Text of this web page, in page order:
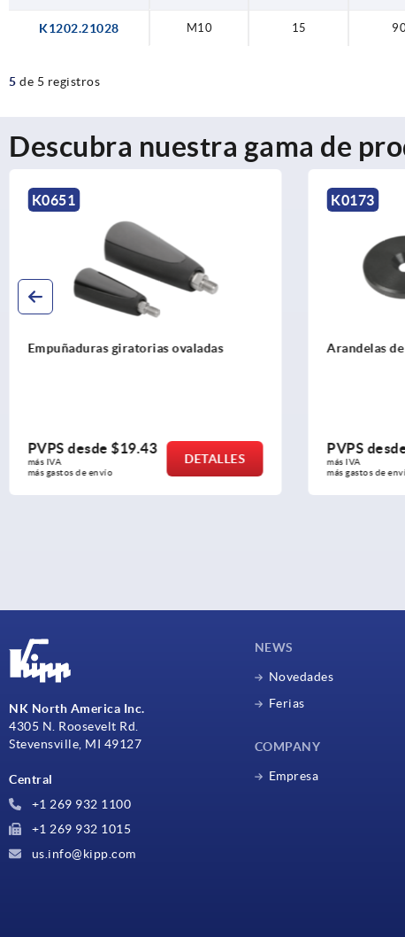
K1202.21028 M10 15
5 de 5 registros
Descubra nuestra gama de
K0173
Arandelas de apoyo
PVPS desde$1.88
más IVA
más gastos de envío
DETALLES
K1201
PVPS
más IVA
más gastos de
NK North America Inc.
4305 N. Roosevelt Rd.
Stevensville, MI 49127
Central
+1 269 932 1100
+1 269 932 1015
us.info@kipp.com
NEWS
Novedades
Ferias
COMPANY
Empresa